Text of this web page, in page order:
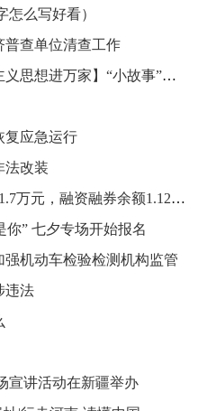
怎么写好看）
普查单位清查工作
【习近平新时代中国特色社会主义思想进万家】“小故事”讲透“大道理” 推动党的二十大精神入脑入心
复应急运行
法改装
申菱环境：8月11日融资买入221.7万元，融资融券余额1.12亿元
你” 七夕专场开始报名
机动车检验检测机构监管
违法
宣讲活动在新疆举办